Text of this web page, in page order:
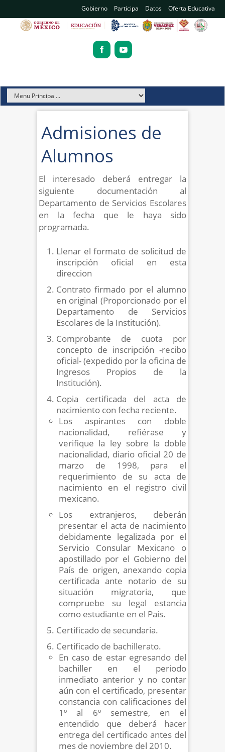
Gobierno Participa Datos Oferta Educativa
Admisiones de
Alumnos
El interesado deberá entregar la
siguiente documentación al
Departamento de Servicios Escolares
en la fecha que le haya sido
programada.
Llenar el formato de solicitud de
inscripción oficial en esta
direccion
Contrato firmado por el alumno
en original (Proporcionado por el
Departamento de Servicios
Escolares de la Institución).
Comprobante de cuota por
concepto de inscripción -recibo
oficial- (expedido por la oficina de
Ingresos Propios de la
Institución).
Copia certificada del acta de
nacimiento con fecha reciente.
Los aspirantes con doble
nacionalidad, refiérase y
verifique la ley sobre la doble
nacionalidad, diario oficial 20 de
marzo de 1998, para el
requerimiento de su acta de
nacimiento en el registro civil
mexicano.
Los extranjeros, deberán
presentar el acta de nacimiento
debidamente legalizada por el
Servicio Consular Mexicano o
apostillado por el Gobierno del
País de origen, anexando copia
certificada ante notario de su
situación migratoria, que
compruebe su legal estancia
como estudiante en el País.
Certificado de secundaria.
Certificado de bachillerato.
En caso de estar egresando del
bachiller en el periodo
inmediato anterior y no contar
aún con el certificado, presentar
constancia con calificaciones del
1º al 6º semestre, en el
entendido que deberá hacer
entrega del certificado antes del
mes de noviembre del 2010.